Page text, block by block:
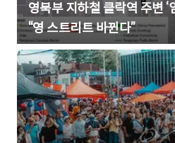
영북부 지하철 클락역 주변
“영 스트리트 바뀐다”